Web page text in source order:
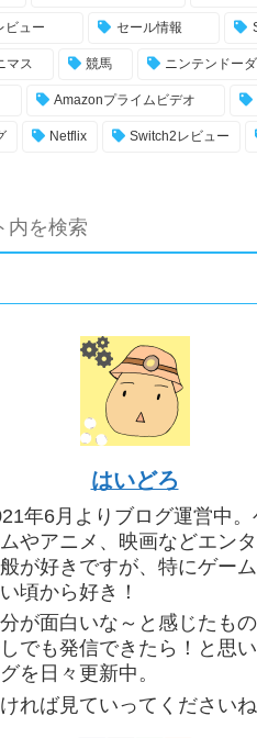
ビュー セール情報
マス 競馬 ニンテンドー
Amazonプライムビデオ
Netflix Switch2レビュー
はいどろ
年6月よりブログ運営中。
やアニメ、映画などエン
が好きですが、特にゲー
頃から好き！
が面白いな～と感じたも
でも発信できたら！と思
を日々更新中。
れば見ていってくださいね